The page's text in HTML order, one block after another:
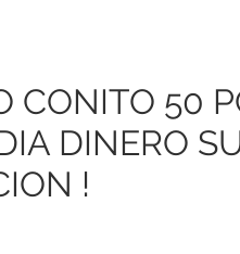
CONITO 50
DINERO
!